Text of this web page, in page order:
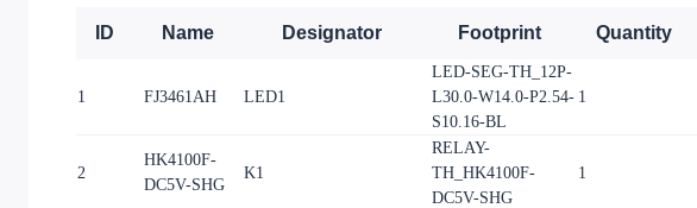
ID Name Designator Footprint Quantity
1 FJ3461AH LED1
LED-SEG-TH_12P-
L30.0-W14.0-P2.54-
S10.16-BL
1
2
HK4100F-
DC5V-SHG
K1
RELAY-
TH_HK4100F-
DC5V-SHG
1